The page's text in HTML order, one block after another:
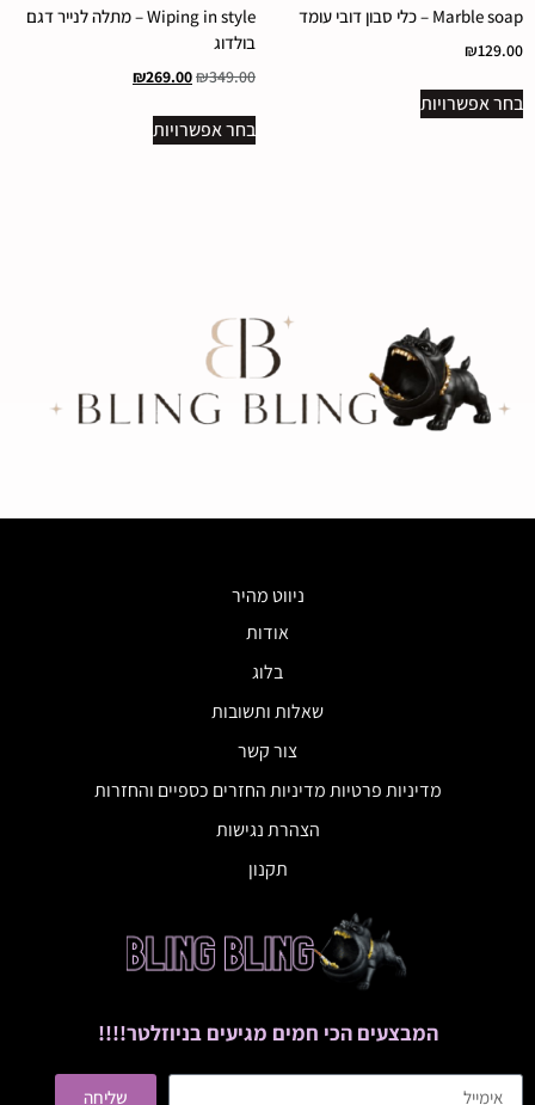
Marble soap – כלי סבון דובי עומד
₪129.00
בחר אפשרויות
Wiping in style – מתלה לנייר דגם
בולדוג
₪349.00
₪269.00
בחר אפשרויות
ניווט מהיר
אודות
בלוג
שאלות ותשובות
צור קשר
מדיניות פרטיות מדיניות החזרים כספיים והחזרות
הצהרת נגישות
תקנון
המבצעים הכי חמים מגיעים בניוזלטר!!!!
שליחה